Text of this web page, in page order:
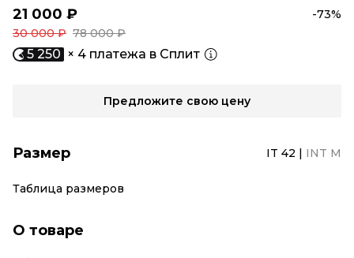
21 000 ₽
-73%
30 000 ₽ 78 000 ₽
5 250 × 4 платежа в Сплит
Предложите свою цену
Размер IT 42 | INT M
Таблица размеров
О товаре